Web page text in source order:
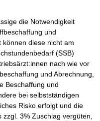
die Notwendigkeit
und
diese nicht am
(SSB)
nach wie vor
und Abrechnung,
Beschaffung und
bei selbstständigen
Risko erfolgt und die
3% Zuschlag vergüten,